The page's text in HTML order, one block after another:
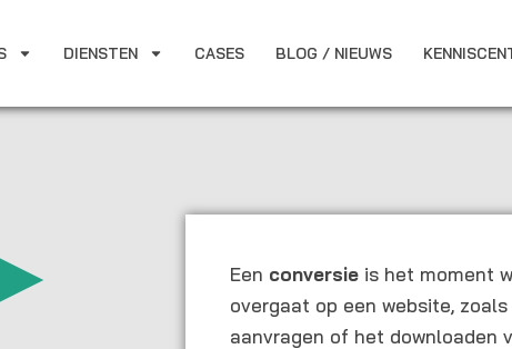
DIENSTEN CASES BLOG / NIEUWS
Een conversie is het moment
overgaat op een website,
aanvragen of het downloaden